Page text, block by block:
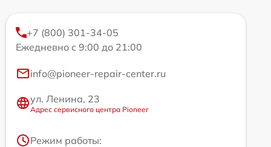
+7 (800) 301-34-05
Ежедневно с 9:00 до 21:00
info@pioneer-repair-center.ru
ул. Ленина, 23
Адрес сервисного центра Pioneer
Режим работы: